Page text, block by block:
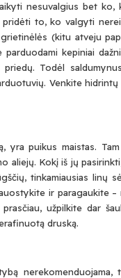
nesuvalgius bet
to, ko valgyti
(kitu atveju
kepiniai
Todėl
Venkite
yra puikus maistas.
aliejų. Kokį iš jų
tinkamiausias linų
ir paragaukite
užpilkite dar
druską.